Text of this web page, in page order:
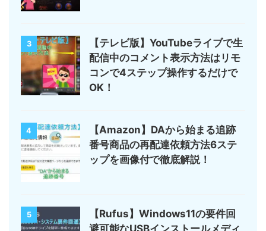
3
【テレビ版】YouTubeライブで生
配信中のコメント表示方法はリモ
コンで4ステップ操作するだけで
OK！
4
【Amazon】DAから始まる追跡
番号商品の再配達依頼方法6ステ
ップを画像付で徹底解説！
5
【Rufus】Windows11の要件回
避可能なUSBインストールメディ